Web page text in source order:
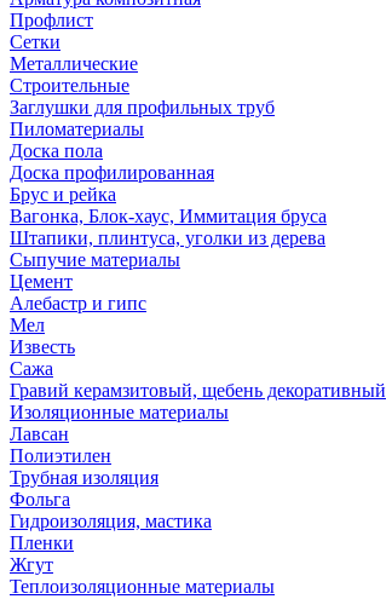
Профлист
Сетки
Металлические
Строительные
Заглушки для профильных труб
Пиломатериалы
Доска пола
Доска профилированная
Брус и рейка
Вагонка, Блок-хаус, Иммитация бруса
Штапики, плинтуса, уголки из дерева
Сыпучие материалы
Цемент
Алебастр и гипс
Мел
Известь
Сажа
Гравий керамзитовый, щебень декоративный
Изоляционные материалы
Лавсан
Полиэтилен
Трубная изоляция
Фольга
Гидроизоляция, мастика
Пленки
Жгут
Теплоизоляционные материалы